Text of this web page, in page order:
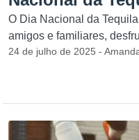
O Dia Nacional da
amigos e familiares,
24 de julho de 2025 -